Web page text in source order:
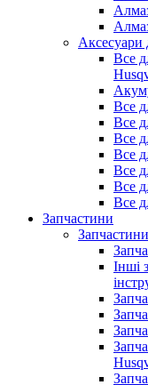
Аксесуари
Все
Все
Все
Все
Все
Все
Все
Все
Запчастини
Інші